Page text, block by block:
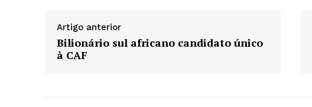
Artigo anterior
Bilionário sul africano candidato único
à CAF